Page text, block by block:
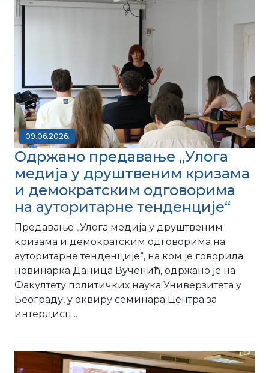
09.06.2026.
Одржано предавање „Улога
медија у друштвеним кризама
и демократским одговорима
на ауторитарне тенденције“
Предавање „Улога медија у друштвеним
кризама и демократским одговорима на
ауторитарне тенденције“, на ком је говорила
новинарка Даница Вученић, одржано је на
Факултету политичких наука Универзитета у
Београду, у оквиру семинара Центра за
интердисц...